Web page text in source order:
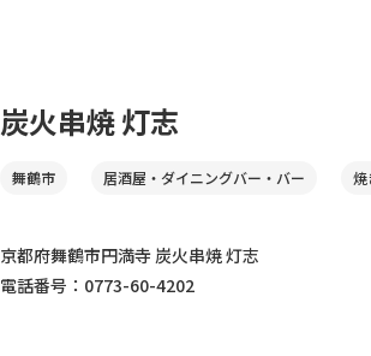
炭火串焼 灯志
舞鶴市 居酒屋・ダイニングバー・バー 焼
京都府舞鶴市円満寺 炭火串焼 灯志
電話番号：0773-60-4202